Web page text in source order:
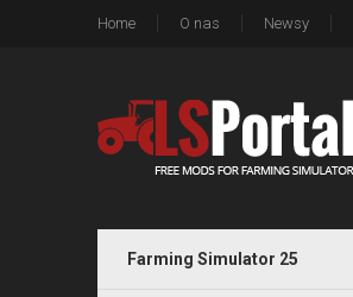
Home O nas Newsy
Farming Simulator 25